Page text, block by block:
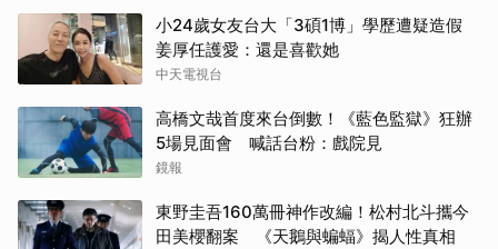
小24歲女友台大「3碩1博」學歷遭疑造假
姜厚任護愛：還是喜歡她
中天電視台
高橋文哉首度來台倒數！《藍色監獄》狂辦
5場見面會 喊話台粉：戲院見
鏡報
東野圭吾160萬冊神作改編！松村北斗攜今
田美櫻翻案 《天鵝與蝙蝠》揭人性真相